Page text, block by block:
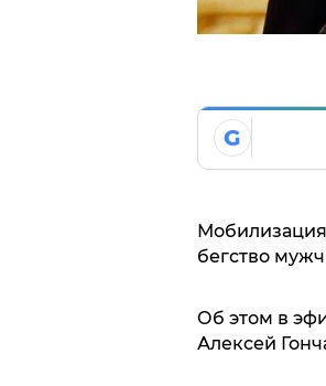
G
бегство
Об этом в
Алексей